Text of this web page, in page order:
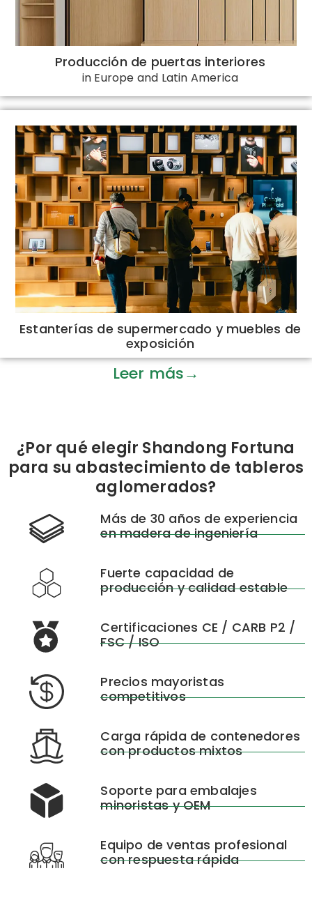
Producción de puertas interiores
in Europe and Latin America
Estanterías de supermercado y muebles de
exposición
Leer más→
¿Por qué elegir Shandong Fortuna
para su abastecimiento de tableros
aglomerados?
Más de 30 años de experiencia
en madera de ingeniería
Fuerte capacidad de
producción y calidad estable
Certificaciones CE / CARB P2 /
FSC / ISO
Precios mayoristas
competitivos
Carga rápida de contenedores
con productos mixtos
Soporte para embalajes
minoristas y OEM
Equipo de ventas profesional
con respuesta rápida